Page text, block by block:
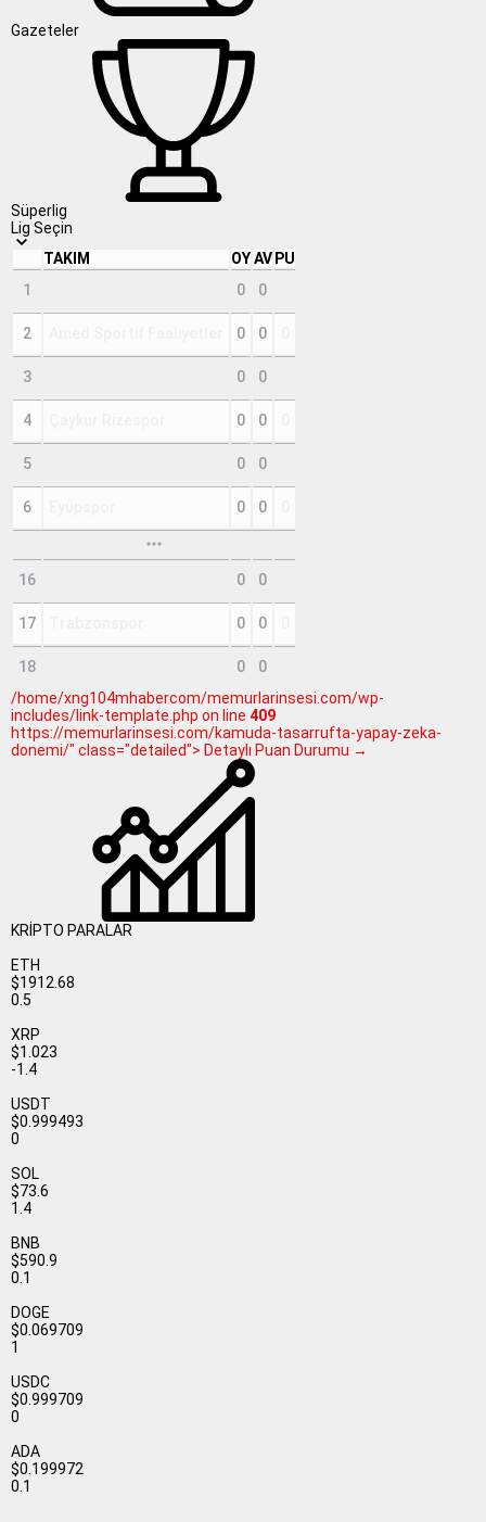
Gazeteler
Süperlig
Lig Seçin
TAKIM
OYAV PU
1
0 0
2 0 0
3 0 0
4 0 0
5 0 0
6 0 0
16 0 0
17 0 0
18 0 0
/home/xng104mhabercom/memurlarinsesi.com/wp-
includes/link-template.php on line 409
https://memurlarinsesi.com/kamuda-tasarrufta-yapay-zeka-
donemi/" class="detailed"> Detaylı Puan Durumu →
KRİPTO PARALAR
ETH
$1912.68
0.5
XRP
$1.023
-1.4
USDT
$0.999493
0
SOL
$73.6
1.4
BNB
$590.9
0.1
DOGE
$0.069709
1
USDC
$0.999709
0
ADA
$0.199972
0.1